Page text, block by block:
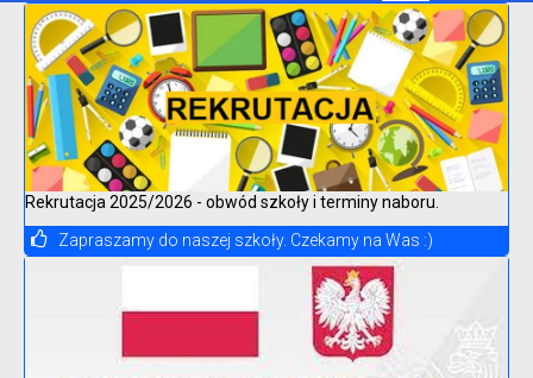
Kontakt
Archiwum
Rekrutacja 2025/2026 - obwód szkoły i terminy naboru.
Zapraszamy do naszej szkoły. Czekamy na Was :)